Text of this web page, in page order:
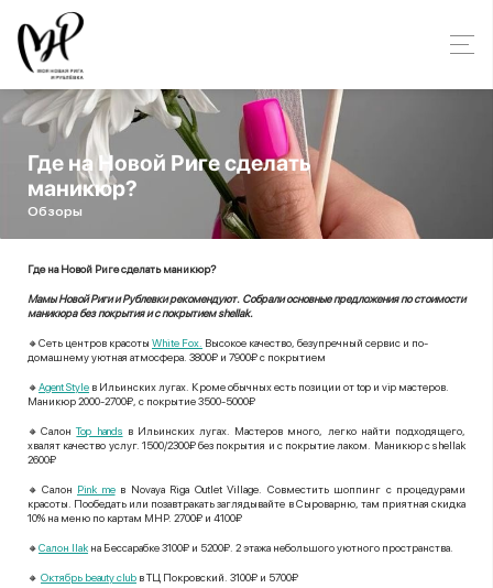
Где на Новой Риге сделать
маникюр?
Обзоры
Где на Новой Риге сделать маникюр?
Мамы Новой Риги и Рублевки рекомендуют. Собрали основные предложения по стоимости
маникюра без покрытия и с покрытием shellak.
🔸Сеть центров красоты White Fox. Высокое качество, безупречный сервис и по-
домашнему уютная атмосфера. 3800₽ и 7900₽ с покрытием
🔸Agent Style в Ильинских лугах. Кроме обычных есть позиции от top и vip мастеров.
Маникюр 2000-2700₽, с покрытие 3500-5000₽
🔸СалонTop hands в Ильинских лугах. Мастеров много, легко найти подходящего,
хвалят качество услуг. 1500/2300₽ без покрытия и с покрытие лаком.
Маникюр с shellak
2600₽
🔸Салон Pink meв Nоvaya Riga Outlet Village. Совместить шоппинг с процедурами
красоты. Пообедать или позавтракать заглядывайте в Сыроварню, там приятная скидка
10% на меню по картам МНР. 2700₽ и 4100₽
🔸Салон Ilak на Бессарабке3100₽ и 5200₽. 2 этажа небольшого уютного пространства.
🔸 Октябрь beauty club в ТЦ Покровский. 3100₽ и 5700₽